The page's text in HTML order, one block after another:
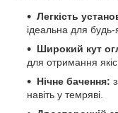
Легкість
ідеальна для
Широкий кут
для отримання
Нічне бачення:
навіть у темряві.